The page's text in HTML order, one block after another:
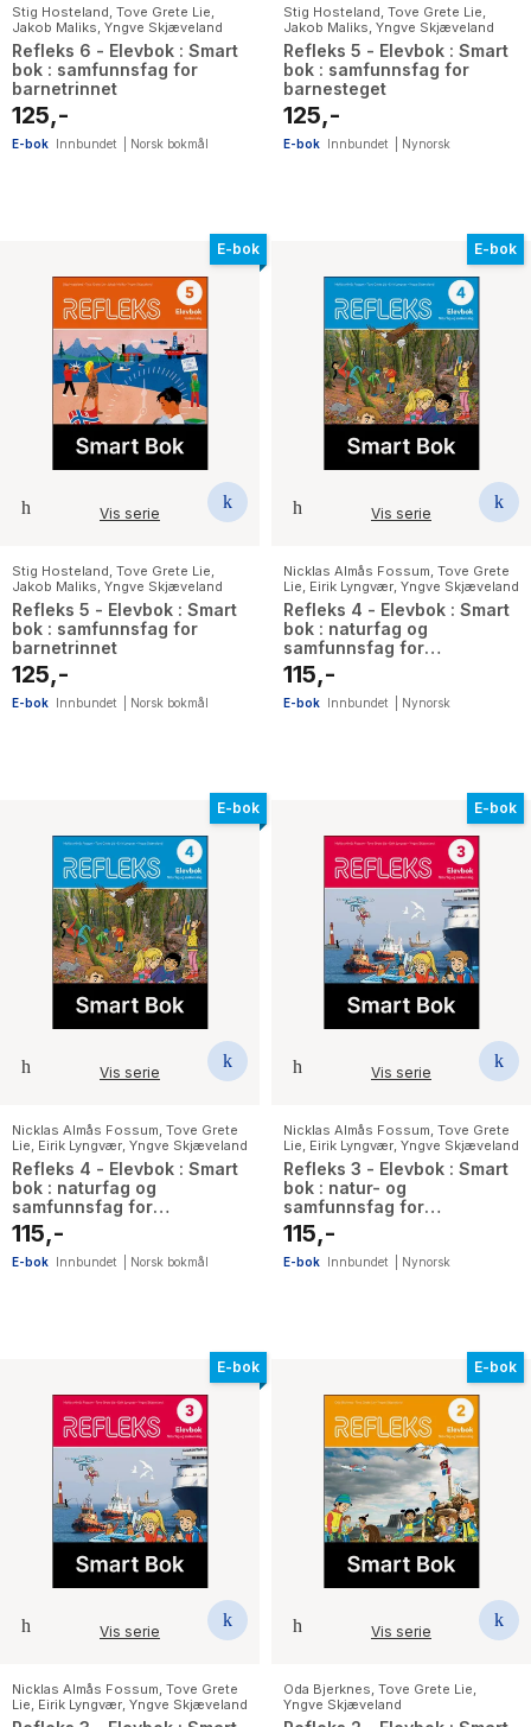
Stig Hosteland, Tove Grete Lie,
Jakob Maliks, Yngve Skjæveland
Refleks 6 - Elevbok : Smart
bok : samfunnsfag for
barnetrinnet
125,-
E-bok Innbundet Norsk bokmål
Stig Hosteland, Tove Grete Lie,
Jakob Maliks, Yngve Skjæveland
Refleks 5 - Elevbok : Smart
bok : samfunnsfag for
barnesteget
125,-
E-bok Innbundet Nynorsk
E-bok
Vis serie
Stig Hosteland, Tove Grete Lie,
Jakob Maliks, Yngve Skjæveland
Refleks 5 - Elevbok : Smart
bok : samfunnsfag for
barnetrinnet
125,-
E-bok Innbundet Norsk bokmål
E-bok
Vis serie
Nicklas Almås Fossum, Tove Grete
Lie, Eirik Lyngvær, Yngve Skjæveland
Refleks 4 - Elevbok : Smart
bok : naturfag og
samfunnsfag for
barnesteget
115,-
E-bok Innbundet Nynorsk
E-bok
Vis serie
Nicklas Almås Fossum, Tove Grete
Lie, Eirik Lyngvær, Yngve Skjæveland
Refleks 4 - Elevbok : Smart
bok : naturfag og
samfunnsfag for
barnetrinnet
115,-
E-bok Innbundet Norsk bokmål
E-bok
Vis serie
Nicklas Almås Fossum, Tove Grete
Lie, Eirik Lyngvær, Yngve Skjæveland
Refleks 3 - Elevbok : Smart
bok : natur- og
samfunnsfag for
barnetsteget
115,-
E-bok Innbundet Nynorsk
E-bok
Vis serie
Nicklas Almås Fossum Tove Grete
Lie Eirik Lyngvær Yngve Skjæveland
E-bok
Vis serie
Oda Bjerknes Tove Grete Lie
Yngve Skjæveland